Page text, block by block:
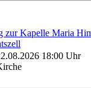
zur Kapelle Maria
18:00 Uhr